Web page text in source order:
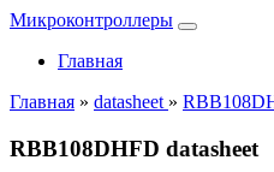
Микроконтроллеры
Главная
Главная » datasheet »
RBB108DHFD datasheet